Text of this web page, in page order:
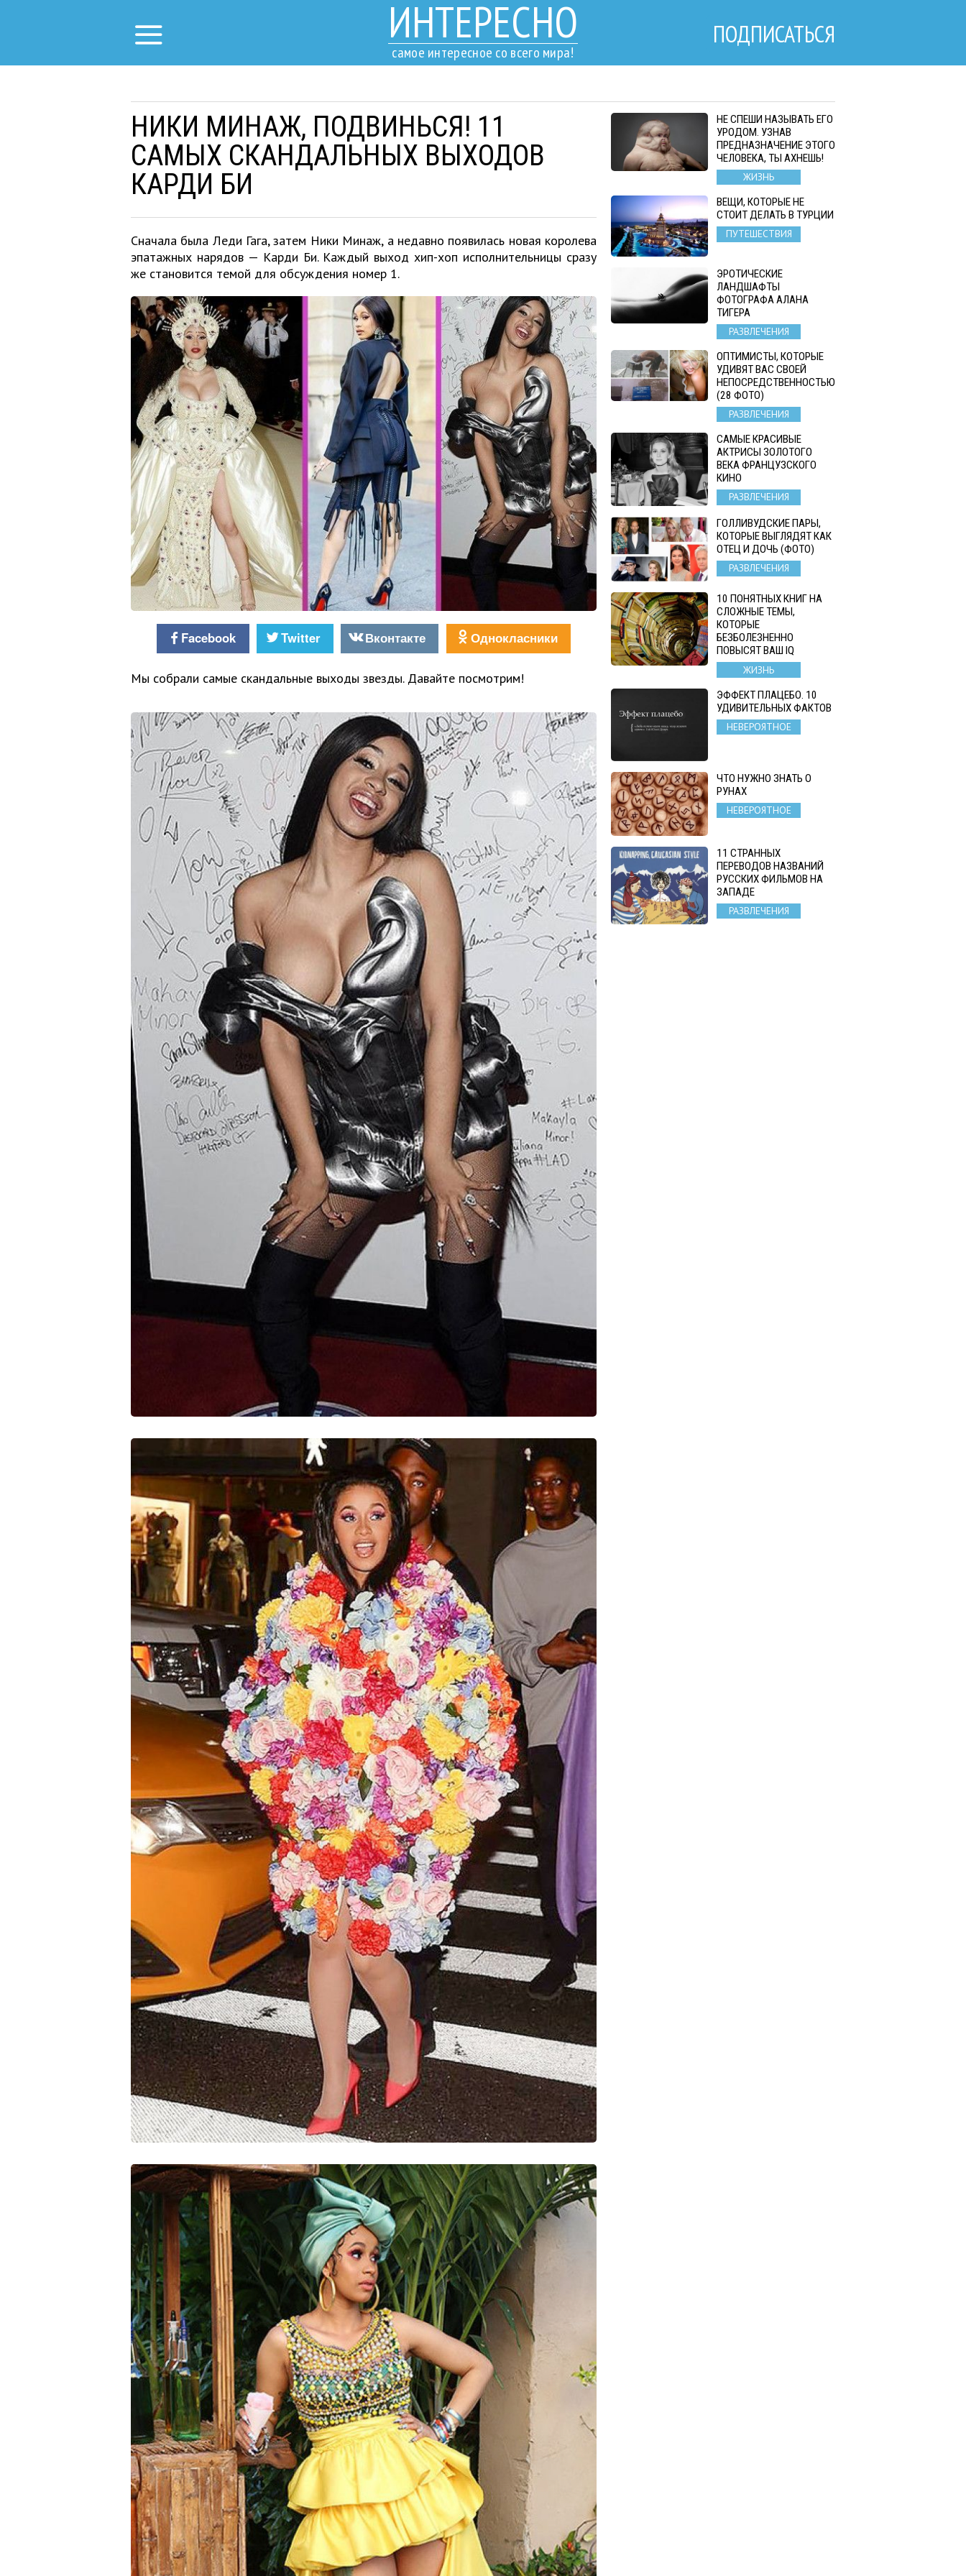
ИНТЕРЕСНО
самое интересное со всего мира!
ПОДПИСАТЬСЯ
НИКИ МИНАЖ, ПОДВИНЬСЯ! 11
САМЫХ СКАНДАЛЬНЫХ ВЫХОДОВ
КАРДИ БИ
Сначала была Леди Гага, затем Ники Минаж, а недавно появилась новая королева
эпатажных нарядов — Карди Би. Каждый выход хип-хоп исполнительницы сразу
же становится темой для обсуждения номер 1.
Facebook Twitter Вконтакте Однокласники
Мы собрали самые скандальные выходы звезды. Давайте посмотрим!
НЕ СПЕШИ НАЗЫВАТЬ ЕГО
УРОДОМ. УЗНАВ
ПРЕДНАЗНАЧЕНИЕ ЭТОГО
ЧЕЛОВЕКА, ТЫ АХНЕШЬ!
ЖИЗНЬ
ВЕЩИ, КОТОРЫЕ НЕ
СТОИТ ДЕЛАТЬ В ТУРЦИИ
ПУТЕШЕСТВИЯ
ЭРОТИЧЕСКИЕ
ЛАНДШАФТЫ
ФОТОГРАФА АЛАНА
ТИГЕРА
РАЗВЛЕЧЕНИЯ
ОПТИМИСТЫ, КОТОРЫЕ
УДИВЯТ ВАС СВОЕЙ
НЕПОСРЕДСТВЕННОСТЬЮ
(28 ФОТО)
РАЗВЛЕЧЕНИЯ
САМЫЕ КРАСИВЫЕ
АКТРИСЫ ЗОЛОТОГО
ВЕКА ФРАНЦУЗСКОГО
КИНО
РАЗВЛЕЧЕНИЯ
ГОЛЛИВУДСКИЕ ПАРЫ,
КОТОРЫЕ ВЫГЛЯДЯТ КАК
ОТЕЦ И ДОЧЬ (ФОТО)
РАЗВЛЕЧЕНИЯ
10 ПОНЯТНЫХ КНИГ НА
СЛОЖНЫЕ ТЕМЫ,
КОТОРЫЕ
БЕЗБОЛЕЗНЕННО
ПОВЫСЯТ ВАШ IQ
ЖИЗНЬ
ЭФФЕКТ ПЛАЦЕБО. 10
УДИВИТЕЛЬНЫХ ФАКТОВ
НЕВЕРОЯТНОЕ
ЧТО НУЖНО ЗНАТЬ О
РУНАХ
НЕВЕРОЯТНОЕ
11 СТРАННЫХ
ПЕРЕВОДОВ НАЗВАНИЙ
РУССКИХ ФИЛЬМОВ НА
ЗАПАДЕ
РАЗВЛЕЧЕНИЯ